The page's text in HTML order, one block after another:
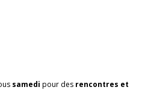
samedi pour des rencontres et